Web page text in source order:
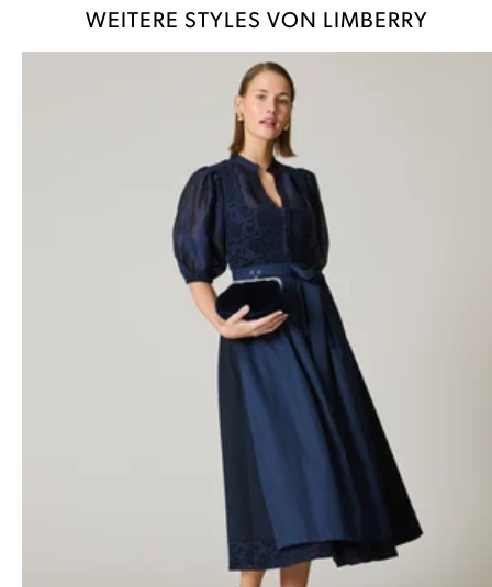
WEITERE STYLES VON LIMBERRY